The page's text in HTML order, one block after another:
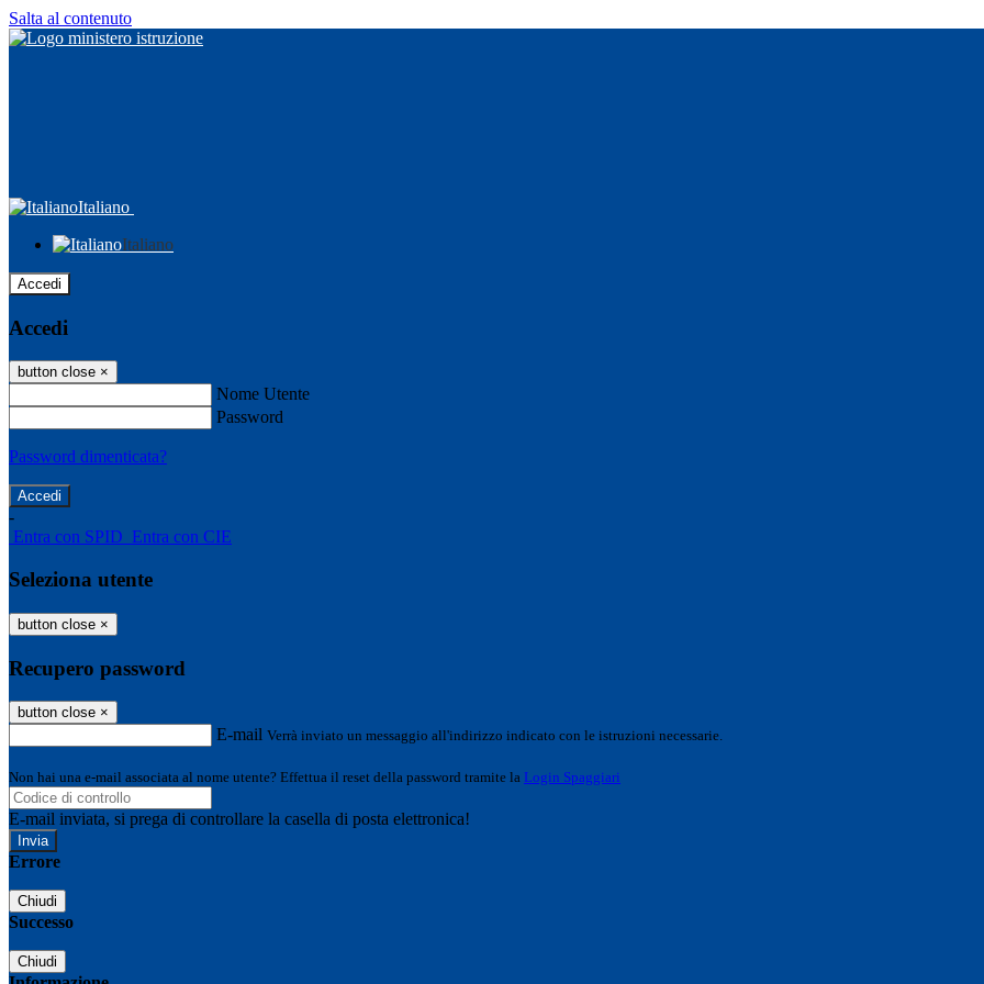
Salta al contenuto
Italiano
Italiano
Accedi
Accedi
button close ×
Nome Utente
Password
Password dimenticata?
-
Entra con SPID Entra con CIE
Seleziona utente
button close ×
Recupero password
button close ×
E-mail Verrà inviato un messaggio all'indirizzo indicato con le istruzioni necessarie.
Non hai una e-mail associata al nome utente? Effettua il reset della password tramite la Login Spaggiari
E-mail inviata, si prega di controllare la casella di posta elettronica!
Errore
Chiudi
Successo
Chiudi